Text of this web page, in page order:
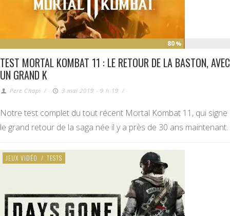
80 %
TEST MORTAL KOMBAT 11 : LE RETOUR DE LA BASTON, AVEC
UN GRAND K
Pere Chapi / 3 mai 2019 - 9 h 19 /
Notre test complet du tout récent Mortal Kombat 11, qui signe
le grand retour de la saga née il y a près de 30 ans maintenant.
JEUX VIDÉO / TESTS